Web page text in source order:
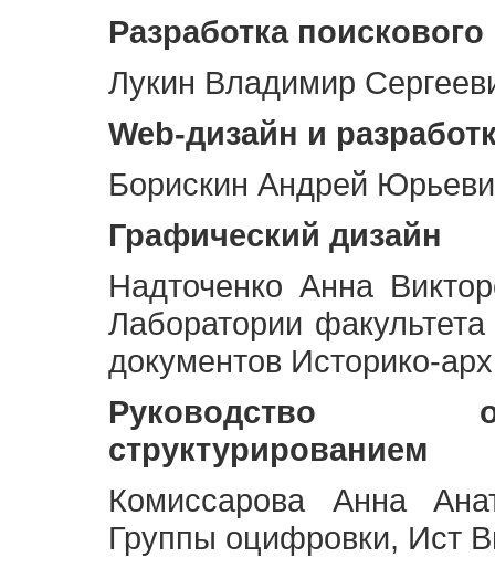
Разработка
Лукин Владимир
Web-дизайн и
Борискин Андрей
Графический дизайн
Надточенко Анна
Лаборатории
документов Историко-
Руководство
структурированием
Комиссарова Анна
Группы оцифровки, Ист